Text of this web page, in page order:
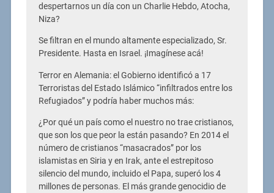
despertarnos un día con un Charlie Hebdo, Atocha,
Niza?
Se filtran en el mundo altamente especializado, Sr.
Presidente. Hasta en Israel. ¡Imagínese acá!
Terror en Alemania: el Gobierno identificó a 17
Terroristas del Estado Islámico “infiltrados entre los
Refugiados” y podría haber muchos más:
¿Por qué un país como el nuestro no trae cristianos,
que son los que peor la están pasando? En 2014 el
número de cristianos “masacrados” por los
islamistas en Siria y en Irak, ante el estrepitoso
silencio del mundo, incluido el Papa, superó los 4
millones de personas. El más grande genocidio de